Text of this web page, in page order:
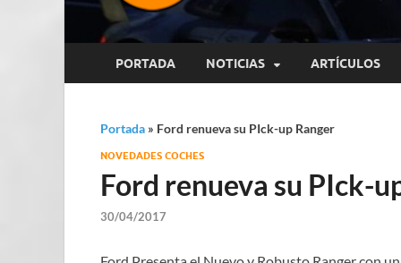
PORTADA NOTICIAS ARTÍCULOS
Portada » Ford renueva su PIck-up Ranger
NOVEDADES COCHES
Ford renueva su PIck-
30/04/2017